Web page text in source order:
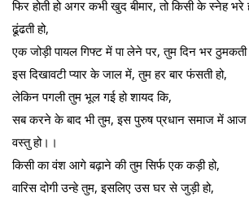
फिर होती हो अगर कभी खुद बीमार, तो किसी के स्नेह
ढूंढती हो,
एक जोड़ी पायल गिफ्ट में पा लेने पर, तुम दिन भर ठुमकती
इस दिखावटी प्यार के जाल में, तुम हर बार फंसती हो,
लेकिन पगली तुम भूल गई हो शायद कि,
सब करने के बाद भी तुम, इस पुरुष प्रधान समाज में आज
वस्तु हो।।
किसी का वंश आगे बढ़ाने की तुम सिर्फ एक कड़ी हो,
वारिस दोगी उन्हे तुम, इसलिए उस घर से जुड़ी हो,